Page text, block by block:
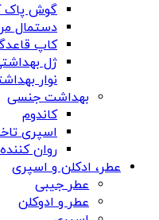
گوش پاک
دستمال
کاپ
ژل
نوار
بهداشت جنسی
کاندوم
اسپری
روان کننده
عطر، ادکلن و اسپری
عطر جیبی
عطر و ادوکلن